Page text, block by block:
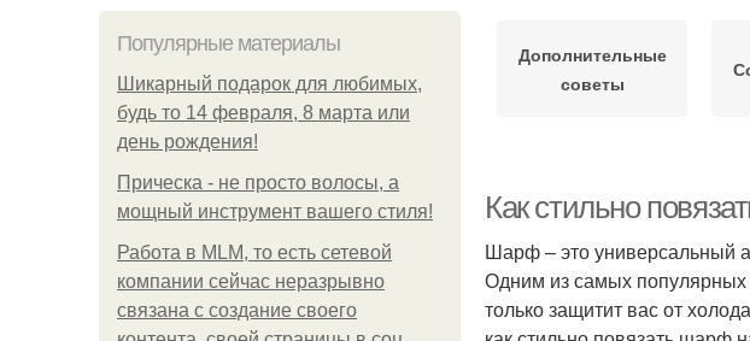
Популярные материалы
Шикарный подарок для любимых,
будь то 14 февраля, 8 марта или
день рождения!
Прическа - не просто волосы, а
мощный инструмент вашего стиля!
Работа в MLM, то есть сетевой
компании сейчас неразрывно
связана с создание своего
Дополнительные
советы
Как стильно
Шарф – это универсальный
Одним из самых популярных
только защитит вас от